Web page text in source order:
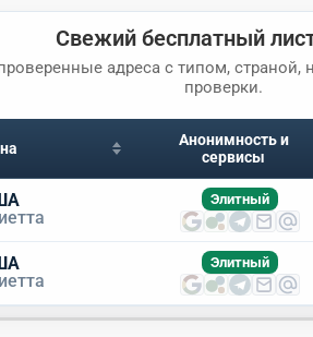
Свежий бесплатный
адреса с типом,
проверки.
Анонимность и
сервисы
Элитный
Элитный